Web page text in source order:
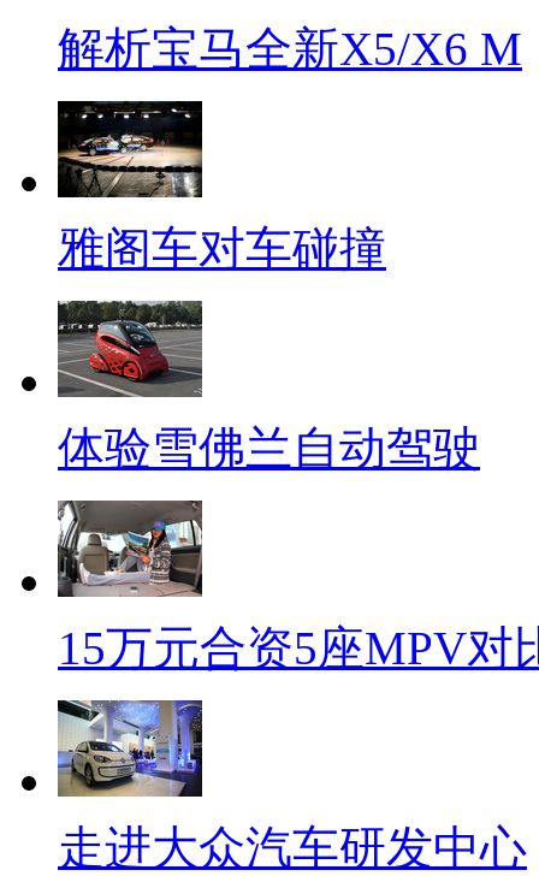
解析宝马全新X5/X6 M
雅阁车对车碰撞
体验雪佛兰自动驾驶
15万元合资5座MPV对
走进大众汽车研发中心